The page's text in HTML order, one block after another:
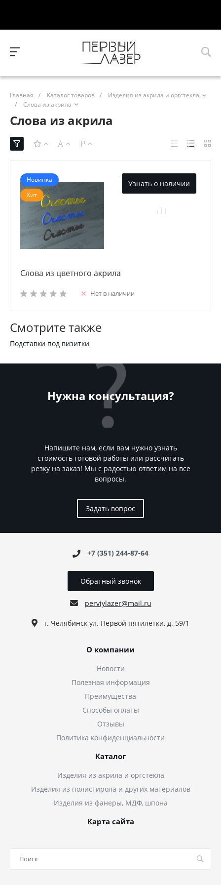
Главная / Каталог товаров /
Изделия из акрила и оргстекла
/
Слова из акрила
Слова из акрила
Новинка
Хит
Узнать о наличии
Слова из цветного акрила
Нет в наличии
Смотрите также
Подставки под визитки
Нужна консультация?
Напишите нам, если вам нужно узнать
стоимость готовой работы или рассчитать
резку на заказ! Мы с радостью ответим на все
вопросы.
Задать вопрос
+7 (351) 244-87-64
Обратный звонок
perviylazer@mail.ru
г. Челябинск ул. Первой пятилетки, д. 59/1
О компании
Новости
Полезная информация
Преимущества
Способы оплаты
Отзывы
Политика конфиденциальности
Каталог
Изделия из акрила и оргстекла
Изделия из полистирола и других материалов
Изделия из фанеры, МДФ, шпона
Карта сайта